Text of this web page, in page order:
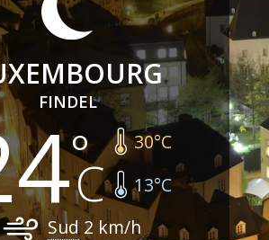
FINDEL
30°C
13°C
Sud 2 km/h